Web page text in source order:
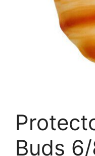
Buds